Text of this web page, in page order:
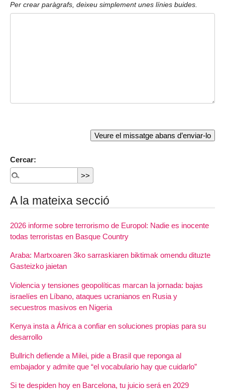
Per crear paràgrafs, deixeu simplement unes línies buides.
Cercar:
A la mateixa secció
2026 informe sobre terrorismo de Europol: Nadie es inocente
todas terroristas en Basque Country
Araba: Martxoaren 3ko sarraskiaren biktimak omendu dituzte
Gasteizko jaietan
Violencia y tensiones geopolíticas marcan la jornada: bajas
israelíes en Líbano, ataques ucranianos en Rusia y
secuestros masivos en Nigeria
Kenya insta a África a confiar en soluciones propias para su
desarrollo
Bullrich defiende a Milei, pide a Brasil que reponga al
embajador y admite que “el vocabulario hay que cuidarlo”
Si te despiden hoy en Barcelona, tu juicio será en 2029